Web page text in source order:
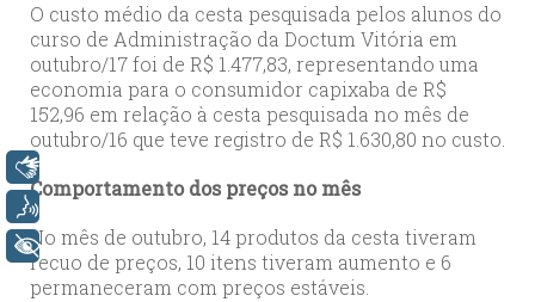
O custo médio da cesta pesquisada pelos alunos do
curso de Administração da Doctum Vitória em
outubro/17 foi de R$ 1.477,83, representando uma
economia para o consumidor capixaba de R$
152,96 em relação à cesta pesquisada no mês de
outubro/16 que teve registro de R$ 1.630,80 no custo.
Comportamento dos preços no mês
No mês de outubro, 14 produtos da cesta tiveram
recuo de preços, 10 itens tiveram aumento e 6
permaneceram com preços estáveis.
+ Acessibilidade